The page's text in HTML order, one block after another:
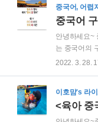
들이 직접 테
찾아다가 읽
선에서 만나
나는 칸으로
중국어, 어렵
중국어
안녕하세요~
는 중국어의
得 세글자의
발음이 똑같
리 연결해서
려도 이해가
2022. 3. 28.
이호맘's 라